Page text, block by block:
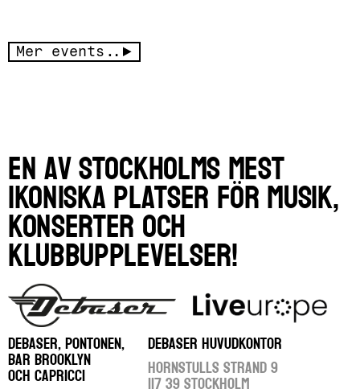
Mer events..
En av Stockholms mest
ikoniska platser för musik,
konserter och
klubbupplevelser!
DEBASER, PONTONEN,
BAR BROOKLYN
OCH CAPRICCI
DEBASER HUVUDKONTOR
Hornstulls Strand 9